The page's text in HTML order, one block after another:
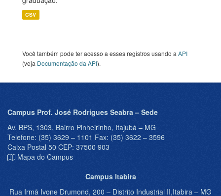
CSV
Você também pode ter acesso a esses registros usando a API
(veja Documentação da API).
Campus Prof. José Rodrigues Seabra – Sede
Av. BPS, 1303, Bairro Pinheirinho, Itajubá – MG
Telefone: (35) 3629 – 1101 Fax: (35) 3622 – 3596
Caixa Postal 50 CEP: 37500 903
Mapa do Campus
Campus Itabira
Rua Irmã Ivone Drumond, 200 – Distrito Industrial II,Itabira – MG